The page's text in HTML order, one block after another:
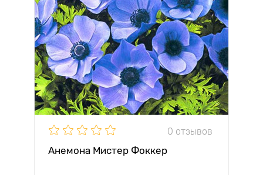
0 отзывов
Анемона Мистер Фоккер